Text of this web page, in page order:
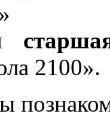
2100».